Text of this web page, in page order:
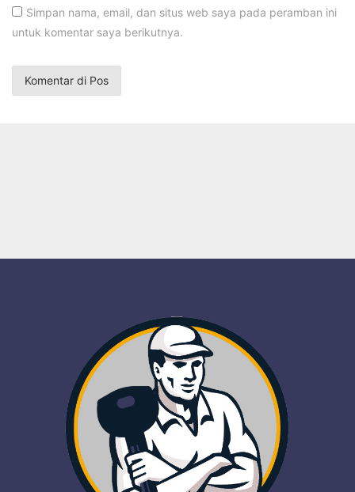
Simpan nama, email, dan situs web saya pada peramban ini
untuk komentar saya berikutnya.